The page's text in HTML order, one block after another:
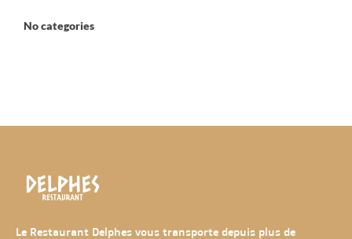
No categories
Le Restaurant Delphes vous transporte depuis plus de